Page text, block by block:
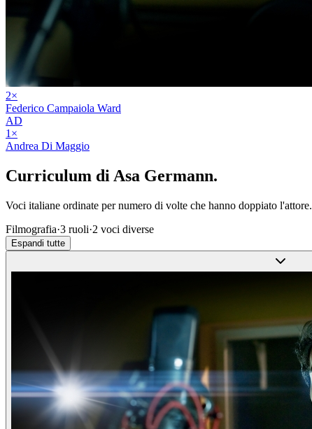
2×
Federico Campaiola Ward
AD
1 ×
Andrea Di Maggio
Curriculum di Asa Germann.
Voci italiane ordinate per numero di volte che hanno doppiato l'attore.
Filmografia·3 ruoli·2 voci diverse
Espandi tutte